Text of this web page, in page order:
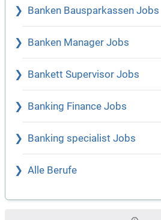
Banken Bausparkassen Jobs
Banken Manager Jobs
Bankett Supervisor Jobs
Banking Finance Jobs
Banking specialist Jobs
Alle Berufe